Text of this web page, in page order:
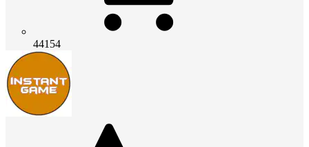
44154